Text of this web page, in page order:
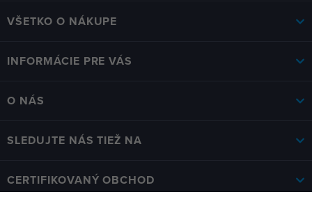
VŠETKO O NÁKUPE
INFORMÁCIE PRE VÁS
O NÁS
SLEDUJTE NÁS TIEŽ NA
CERTIFIKOVANÝ OBCHOD